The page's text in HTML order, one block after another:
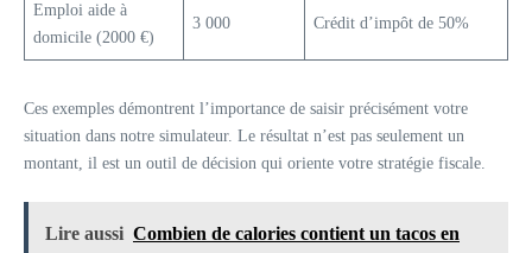
Emploi aide à
domicile (2000 €)
3 000 Crédit d’impôt de 50%
Ces exemples démontrent l’importance de saisir précisément votre
situation dans notre simulateur. Le résultat n’est pas seulement un
montant, il est un outil de décision qui oriente votre stratégie fiscale.
Lire aussi Combien de calories contient un tacos en